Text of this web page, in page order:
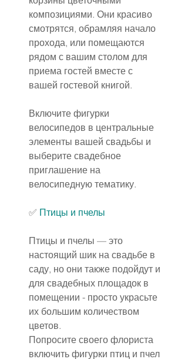
композициями. Они красиво
смотрятся, обрамляя начало
прохода, или помещаются
рядом с вашим столом для
приема гостей вместе с
вашей гостевой книгой.
Включите фигурки
велосипедов в центральные
элементы вашей свадьбы и
выберите свадебное
приглашение на
велосипедную тематику.
✅ Птицы и пчелы
Птицы и пчелы — это
настоящий шик на свадьбе в
саду, но они также подойдут и
для свадебных площадок в
помещении - просто украсьте
их большим количеством
цветов.
Попросите своего флориста
включить фигурки птиц и пчел